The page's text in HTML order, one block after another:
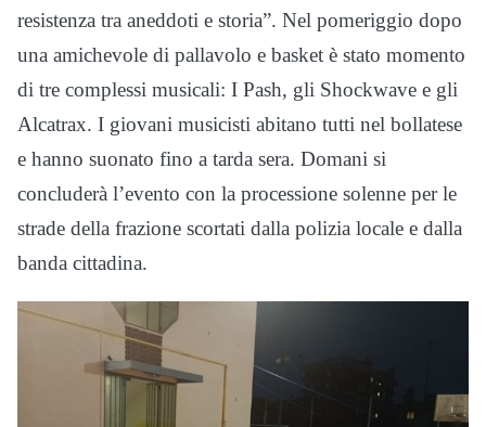
resistenza tra aneddoti e storia”. Nel pomeriggio dopo
una amichevole di pallavolo e basket è stato momento
di tre complessi musicali: I Pash, gli Shockwave e gli
Alcatrax. I giovani musicisti abitano tutti nel bollatese
e hanno suonato fino a tarda sera. Domani si
concluderà l’evento con la processione solenne per le
strade della frazione scortati dalla polizia locale e dalla
banda cittadina.